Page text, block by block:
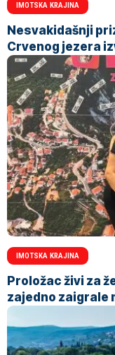
IMOTSKA KRAJINA
Nesvakidašnji
Crvenog jezera
IMOTSKA KRAJINA
Proložac živi za
zajedno zaigrale